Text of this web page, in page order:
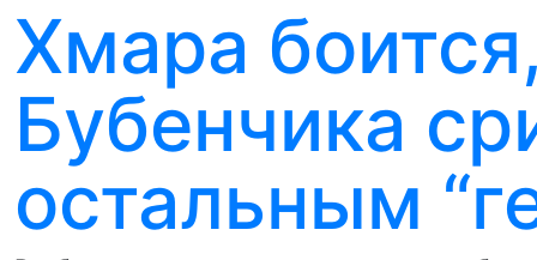
Хмара
Бубенчика
остальным